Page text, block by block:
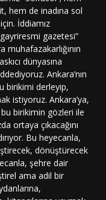
hem de inadına sol
İddiamız
gayriresmi gazetesi”
muhafazakarlığının
dünyasına
Ankara’nın
birikimi derleyip,
istiyoruz. Ankara’ya,
bu birikimin gözleri ile
ortaya çıkacağını
Bu heyecanla,
dönüştürecek
şehre dair
ama adil bir